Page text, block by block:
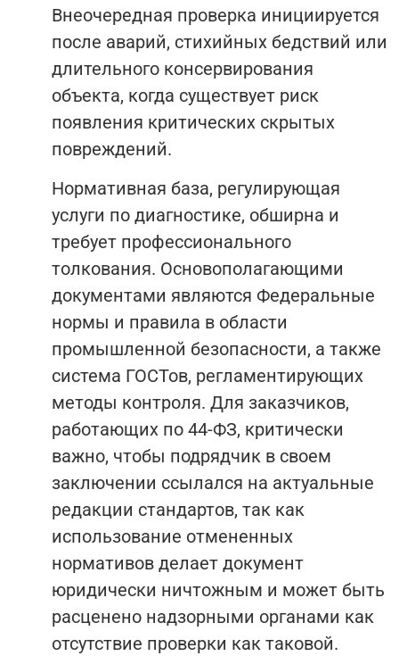
Внеочередная проверка инициируется
после аварий, стихийных бедствий или
длительного консервирования
объекта, когда существует риск
появления критических скрытых
повреждений.
Нормативная база, регулирующая
услуги по диагностике, обширна и
требует профессионального
толкования. Основополагающими
документами являются Федеральные
нормы и правила в области
промышленной безопасности, а также
система ГОСТов, регламентирующих
методы контроля. Для заказчиков,
работающих по 44-ФЗ, критически
важно, чтобы подрядчик в своем
заключении ссылался на актуальные
редакции стандартов, так как
использование отмененных
нормативов делает документ
юридически ничтожным и может быть
расценено надзорными органами как
отсутствие проверки как таковой.